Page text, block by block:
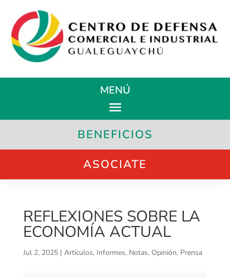
MENÚ
BENEFICIOS
ASOCIATE
REFLEXIONES SOBRE LA
ECONOMÍA ACTUAL
Jul 2, 2025| Artículos, Informes, Notas, Opinión, Prensa